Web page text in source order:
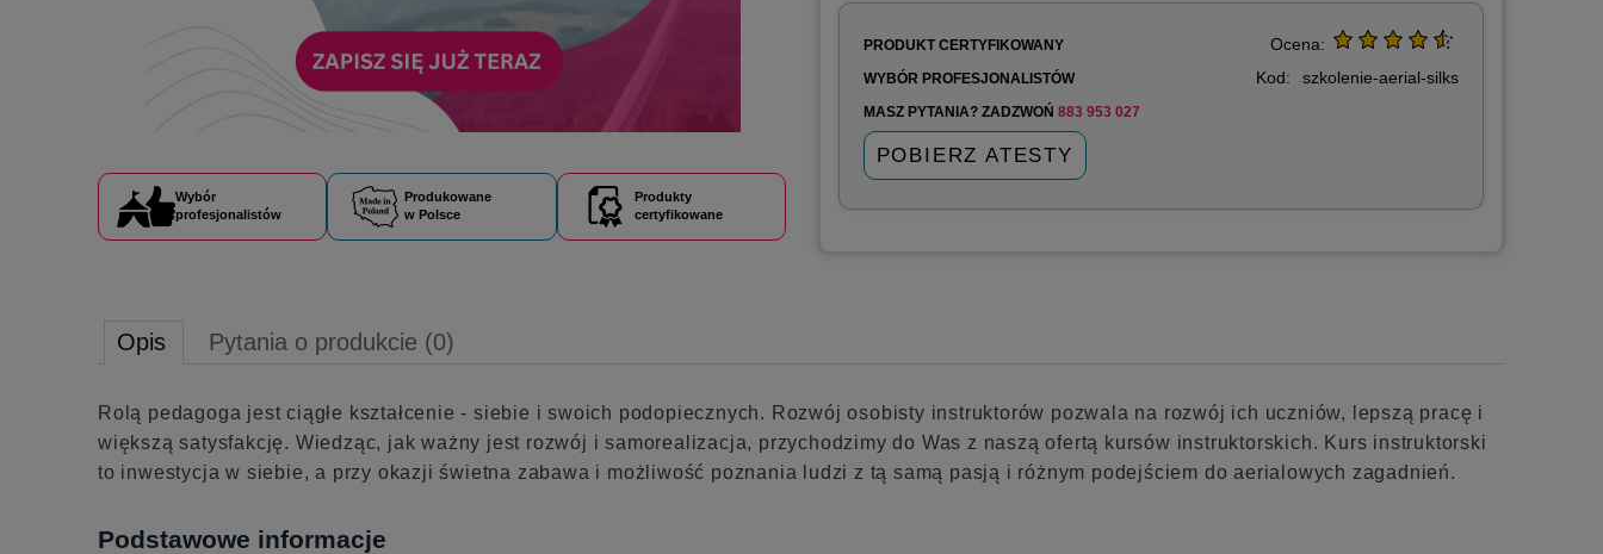
Wybór
profesjonalistów
Produkowane
w Polsce
Produkty
certyfikowane
PRODUKT CERTYFIKOWANY
WYBÓR PROFESJONALISTÓW
MASZ PYTANIA? ZADZWOŃ 883 953 027
POBIERZ ATESTY
Ocena:
Kod:
szkolenie-aerial-silks
Opis Pytania o produkcie (0)
Rolą pedagoga jest ciągłe kształcenie - siebie i swoich podopiecznych. Rozwój osobisty instruktorów pozwala na rozwój ich uczniów, lepszą pracę i
większą satysfakcję. Wiedząc, jak ważny jest rozwój i samorealizacja, przychodzimy do Was z naszą ofertą kursów instruktorskich. Kurs instruktorski
to inwestycja w siebie, a przy okazji świetna zabawa i możliwość poznania ludzi z tą samą pasją i różnym podejściem do aerialowych zagadnień.
Podstawowe informacje